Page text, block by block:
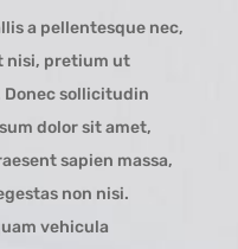
a pellentesque nec,
nisi, pretium ut
Donec sollicitudin
dolor sit amet,
sapien massa,
non nisi.
vehicula